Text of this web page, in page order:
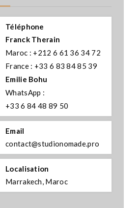
Téléphone
Franck Therain
Maroc : +212 6 61 36 34 72
France : +33 6 83 84 85 39
Emilie Bohu
WhatsApp :
+33 6 84 48 89 50
Email
contact@studionomade.pro
Localisation
Marrakech, Maroc